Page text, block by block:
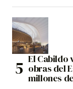
El Cabildo
obras del
millones